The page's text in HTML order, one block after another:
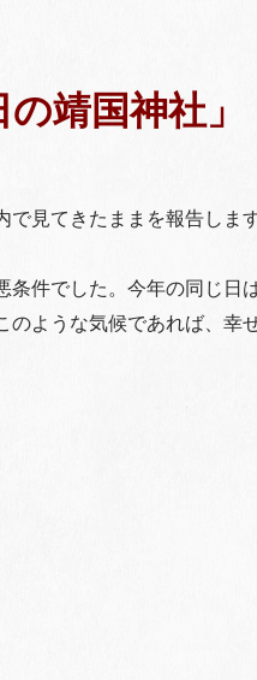
靖国神社」
見てきたままを報告します
件でした。今年の同じ日
ような気候であれば、幸